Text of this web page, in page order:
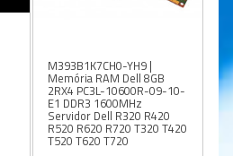
M393B1K7CH0-YH9 |
Memória RAM Dell 8GB
2RX4 PC3L-10600R-09-10-
E1 DDR3 1600MHz
Servidor Dell R320 R420
R520 R620 R720 T320 T420
T520 T620 T720
-